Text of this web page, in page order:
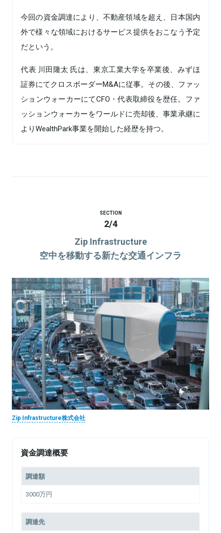
今回の資金調達により、不動産領域を超え、日本国内
外で様々な領域におけるサービス提供をおこなう予定
だという。
代表 川田隆太 氏は、東京工業大学を卒業後、みずほ
証券にてクロスボーダーM&Aに従事。その後、ファッ
ションウォーカーにてCFO・代表取締役を歴任。ファ
ッションウォーカーをワールドに売却後、事業承継に
よりWealthPark事業を開始した経歴を持つ。
SECTION
2/4
Zip Infrastructure
空中を移動する新たな交通インフラ
Zip Infrastructure株式会社
資金調達概要
調達額
3000万円
調達先